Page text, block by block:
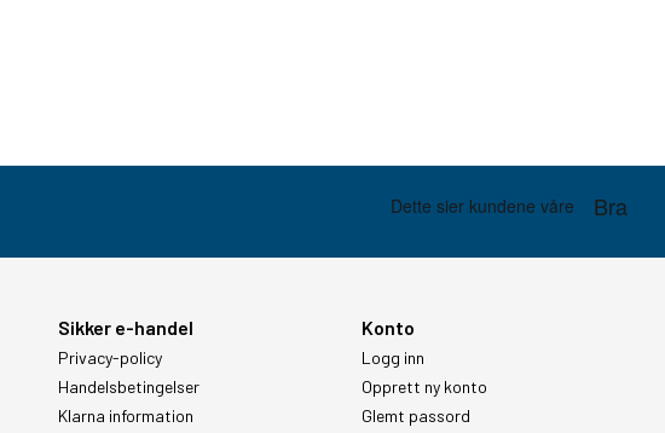
Sikker e-handel
Privacy-policy
Handelsbetingelser
Klarna information
Konto
Logg inn
Opprett ny konto
Glemt passord